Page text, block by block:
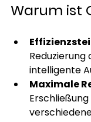
Warum ist
intelligente
Maximale